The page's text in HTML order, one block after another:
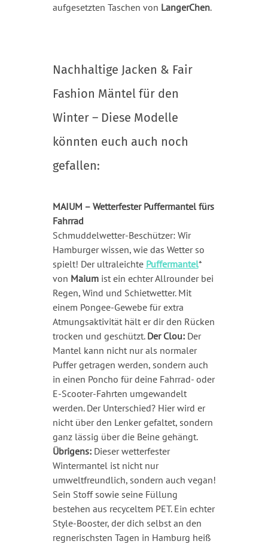
aufgesetzten Taschen von LangerChen.
Nachhaltige Jacken & Fair
Fashion Mäntel für den
Winter – Diese Modelle
könnten euch auch noch
gefallen:
MAIUM – Wetterfester Puffermantel fürs
Fahrrad
Schmuddelwetter-Beschützer: Wir
Hamburger wissen, wie das Wetter so
spielt! Der ultraleichte Puffermantel*
von Maiumist ein echter Allrounder bei
Regen, Wind und Schietwetter. Mit
einem Pongee-Gewebe für extra
Atmungsaktivität hält er dir den Rücken
trocken und geschützt. Der Clou:Der
Mantel kann nicht nur als normaler
Puffer getragen werden, sondern auch
in einen Poncho für deine Fahrrad- oder
E-Scooter-Fahrten umgewandelt
werden. Der Unterschied? Hier wird er
nicht über den Lenker gefaltet, sondern
ganz lässig über die Beine gehängt.
Übrigens:Dieser wetterfester
Wintermantel ist nicht nur
umweltfreundlich, sondern auch vegan!
Sein Stoff sowie seine Füllung
bestehen aus recyceltem PET. Ein echter
Style-Booster, der dich selbst an den
regnerischsten Tagen in Hamburg heiß